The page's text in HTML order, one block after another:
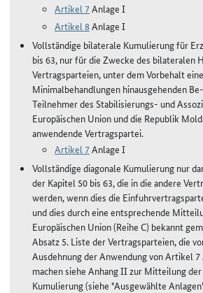
Artikel 7Anlage I
Artikel 8Anlage I
Vollständige bilaterale Kumulierung für
bis 63, nur für die Zwecke des bilateralen
Vertragsparteien, unter dem Vorbehalt
Minimalbehandlungen hinausgehenden
Teilnehmer des Stabilisierungs- und
Europäischen Union und die Republik
anwendende Vertragspartei.
Artikel 7Anlage I
Vollständige diagonale Kumulierung nur
der Kapitel 50 bis 63, die in die andere
werden, wenn dies die
und dies durch eine entsprechende
Europäischen Union (Reihe C) bekannt
Absatz 5. Liste der Vertragsparteien, die
Ausdehnung der Anwendung von Artikel 7
machen siehe Anhang II zur Mitteilung
Kumulierung (siehe "Ausgewählte